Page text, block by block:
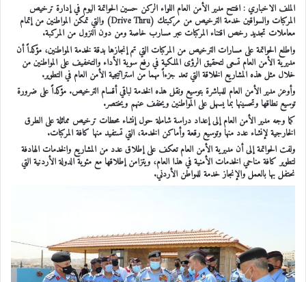
الملف الاخباري : افتتح مدير الأمن العام اللواء الركن حسين الحواتمة اليوم في إدارة ترخيص
المركبات والسواقين خدمة الترخيص من مركبتك (Drive Thru) والتي تمكن المواطنين من إتمام
معاملات تجديد رخص اقتناء المركبات عبر مسارب خاصة ومن دون النزول من المركبة.
واطلع الحواتمة على مسارات الترخيص من المركبات التي تم إنجازها بدقة لخدمة المواطنين، مؤكداً أن
مديرية الأمن العام تسعى لتحقيق الرؤى الملكية في رفع سوية الأداء والتخفيف على المواطنين من
خلال مثل هذه المشاريع الخلاقة التي تعد جزءاً مهما من استراتيجية الأمن العام في التطوير.
وأوعز مدير الأمن العام للمباشرة بتوسيع ونقل هذه الخدمة لباقي أقسام الترخيص. مؤكداً على ضرورة
توسيع نطاقها وتحسينها بما يسهل على المواطنين ويخفف عنهم ويختصر.
كما وجه مدير الأمن العام إلى إعداد دراسة شاملة حول إنشاء محطات ترخيص مماثلة على الطرق
الخارجية لإنشاء عدد منها وتوسيع رقعة وأماكن الخدمة، التي تستفيد منها كافة المركبات.
ولفت الحواتمة إلى أن مديرية الأمن العام تعكف على إطلاق عدد من المشاريع والخدمات الهادفة
لتطوير كافة مناحي الخدمات الأمنية في هذا العام، ويتزامن إطلاقها مع مئوية الدولة الأردنية التي
نحتفل بها بالعمل والإنجاز خدمة للمواطن الأردني.